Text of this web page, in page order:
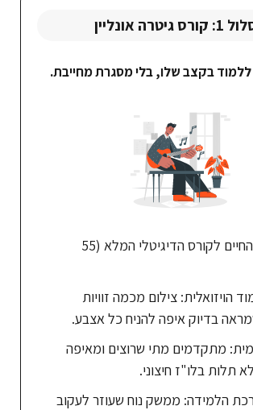
גיטרה אונליין
בקצב שלו, בלי מסגרת מחייבת.
גישה לכל החיים לקורס הדיגיטלי המלא (55
הויזואלית: צילום מכמה זוויות
בדיוק איפה להניח כל אצבע.
מתקדמים מתי שרוצים ומאיפה
תלות בלו"ז חיצוני.
הלמידה: ממשק נוח שעוזר לעקוב